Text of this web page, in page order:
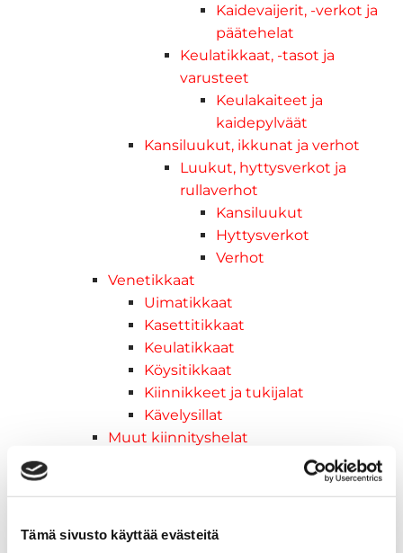
Tämä sivusto käyttää evästeitä
Kaidevaijerit, -verkot ja
päätehelat
Keulatikkaat, -tasot ja
varusteet
Keulakaiteet ja
kaidepylväät
Kansiluukut, ikkunat ja verhot
Luukut, hyttysverkot ja
rullaverhot
Kansiluukut
Hyttysverkot
Verhot
Venetikkaat
Uimatikkaat
Kasettitikkaat
Keulatikkaat
Köysitikkaat
Kiinnikkeet ja tukijalat
Kävelysillat
Muut kiinnityshelat
Tuulilasin kiinnike